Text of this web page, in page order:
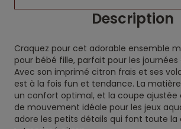
Description
Craquez pour cet adorable ensemble
pour bébé fille, parfait pour les journées
Avec son imprimé citron frais et ses
est à la fois fun et tendance. La
un confort optimal, et la coupe ajustée
de mouvement idéale pour les jeux
adore les petits détails qui font toute la